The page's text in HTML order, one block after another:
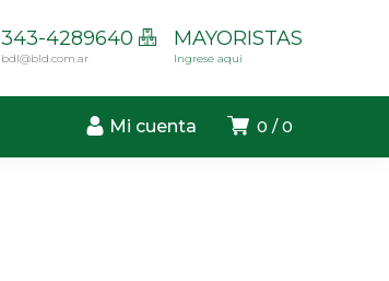
343-4289640
bdl@bld.com.ar
MAYORISTAS
Ingrese aqui
0 0
Mi cuenta